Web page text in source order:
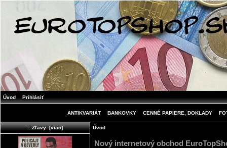
Úvod Prihlásiť
ANTIKVARIÁT BANKOVKY CENNÉ PAPIERE, DOKLADY
.::Zľavy [viac] Úvod
Nový internetový obchod